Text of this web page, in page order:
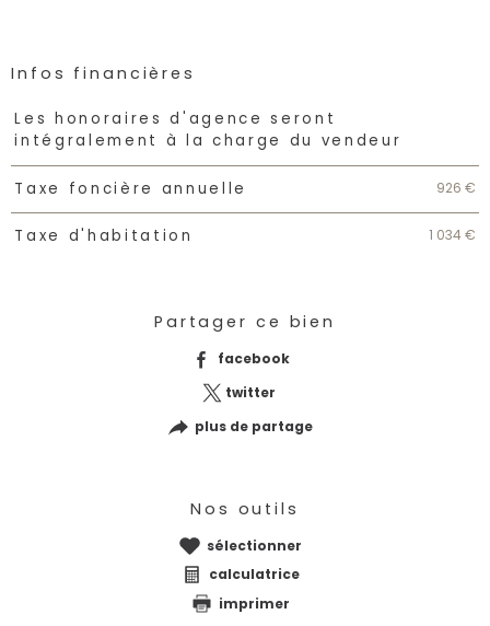
Infos financières
Caractéristiques Valeurs
Les honoraires d'agence seront
intégralement à la charge du vendeur
Taxe foncière annuelle 926 €
Taxe d'habitation 1 034 €
Partager ce bien
facebook
twitter
plus de partage
Nos outils
sélectionner
calculatrice
imprimer